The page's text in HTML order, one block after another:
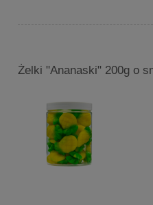
Żelki "Ananaski" 200g o